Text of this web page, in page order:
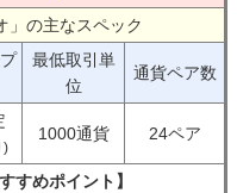
」の主なスペック
最低取引単
位
通貨ペア数
)
1000通貨 24ペア
すめポイント】